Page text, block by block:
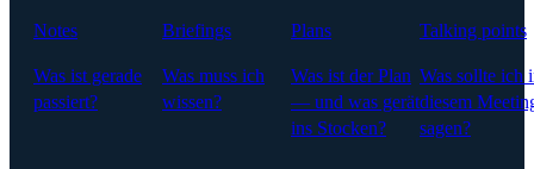
Notes
Was ist gerade
passiert?
Briefings
Was muss ich
wissen?
Plans
Was ist der Plan
— und was gerät
ins Stocken?
Talking points
Was sollte ich
diesem
sagen?